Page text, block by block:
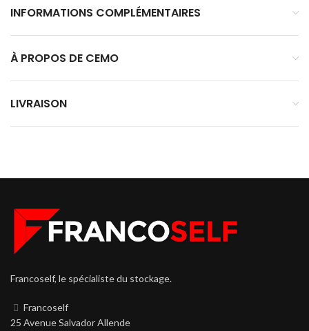
INFORMATIONS COMPLÉMENTAIRES
À PROPOS DE CEMO
LIVRAISON
Francoself, le spécialiste du stockage.
Francoself
25 Avenue Salvador Allende